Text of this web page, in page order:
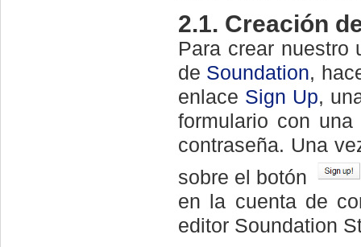
2.1. Creación
Para crear nuestro
de Soundation,
enlace Sign Up,
formulario con
contraseña. Una
sobre el botón
en la cuenta de
editor Soundation